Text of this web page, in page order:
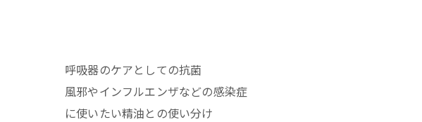
呼吸器のケアとしての抗菌
風邪やインフルエンザなどの感染症
に使いたい精油との使い分け